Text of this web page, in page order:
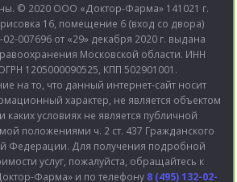
© 2020 ООО «Доктор-Фарма» 141021 г.
16, помещение 6 (вход со двора)
007696 от «29» декабря 2020 г. выдана
Московской области. ИНН
1205000090525, КПП 502901001.
на то, что данный интернет-сайт носит
характер, не является объектом
условиях не является публичной
положениями ч. 2 ст. 437 Гражданского
Федерации. Для получения подробной
услуг, пожалуйста, обращайтесь к
Фарма» и по телефону 8 (495) 132-02-